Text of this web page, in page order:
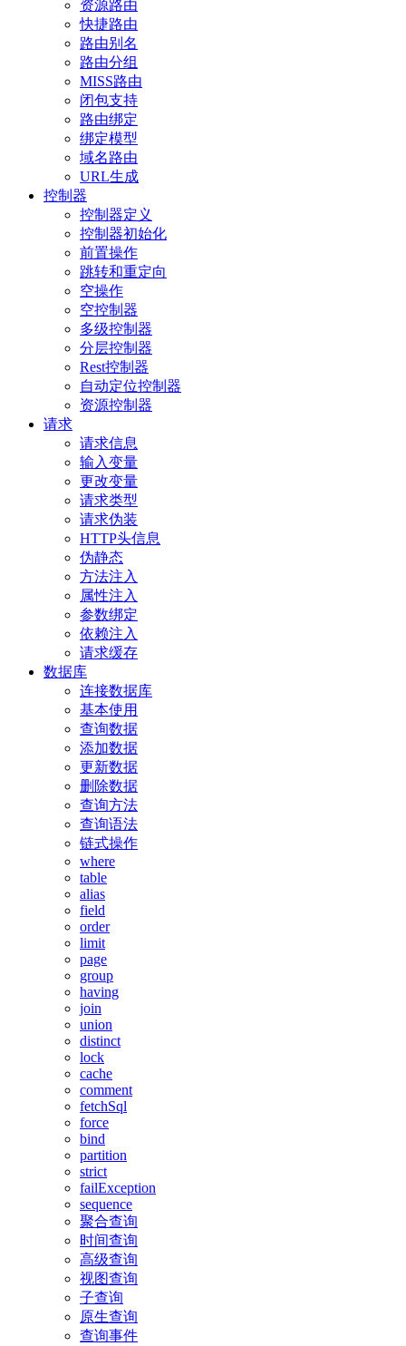
资源路由
快捷路由
路由别名
路由分组
MISS路由
闭包支持
路由绑定
绑定模型
域名路由
URL生成
控制器
控制器定义
控制器初始化
前置操作
跳转和重定向
空操作
空控制器
多级控制器
分层控制器
Rest控制器
自动定位控制器
资源控制器
请求
请求信息
输入变量
更改变量
请求类型
请求伪装
HTTP头信息
伪静态
方法注入
属性注入
参数绑定
依赖注入
请求缓存
数据库
连接数据库
基本使用
查询数据
添加数据
更新数据
删除数据
查询方法
查询语法
链式操作
where
table
alias
field
order
limit
page
group
having
join
union
distinct
lock
cache
comment
fetchSql
force
bind
partition
strict
failException
sequence
聚合查询
时间查询
高级查询
视图查询
子查询
原生查询
查询事件